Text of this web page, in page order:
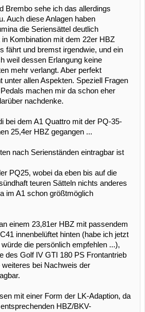
Brembo sehe ich das allerdings
Auch diese Anlagen haben
die Seriensättel deutlich
Kombination mit dem 22er HBZ
fährt und bremst irgendwie, und ein
weil dessen Erlangung keine
mehr verlangt. Aber perfekt
unter allen Aspekten. Speziell Fragen
machen mir da schon eher
nachdenke.
bei dem A1 Quattro mit der PQ-35-
25,4er HBZ gegangen ...
nach Serienständen eintragbar ist
PQ25, wobei da eben bis auf die
teuren Sätteln nichts anderes
im A1 schon größtmöglich
einem 23,81er HBZ mit passendem
innenbelüftet hinten (habe ich jetzt
die persönlich empfehlen ...),
des Golf IV GTI 180 PS Frontantrieb
bei Nachweis der
mit einer Form der LK-Adaption, da
HBZ/BKV-